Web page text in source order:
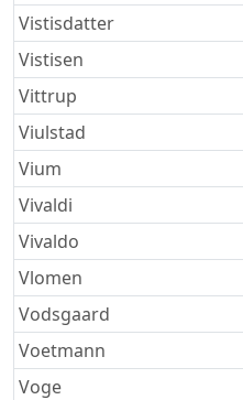
Vistisdatter
Vistisen
Vittrup
Viulstad
Vium
Vivaldi
Vivaldo
Vlomen
Vodsgaard
Voetmann
Voge